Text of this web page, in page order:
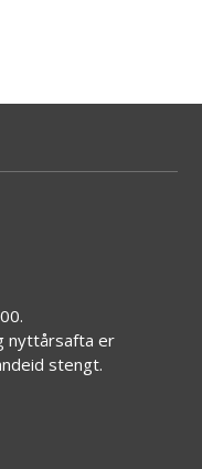
nyttårsafta er
stengt.